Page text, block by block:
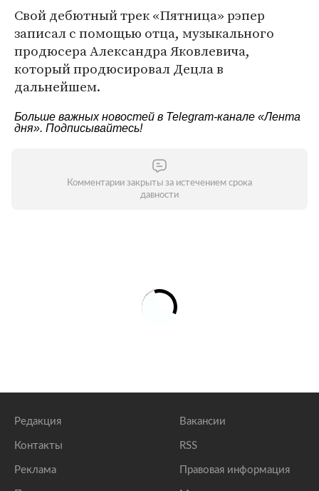
Свой дебютный трек «Пятница» рэпер
записал с помощью отца, музыкального
продюсера Александра Яковлевича,
который продюсировал Децла в
дальнейшем.
Больше важных новостей в Telegram-канале «Лента
дня». Подписывайтесь!
Комментарии закрыты за истечением срока
давности
Редакция
Контакты
Реклама
Вакансии
RSS
Правовая информация